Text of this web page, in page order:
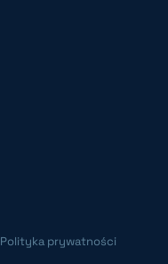
Polityka prywatności